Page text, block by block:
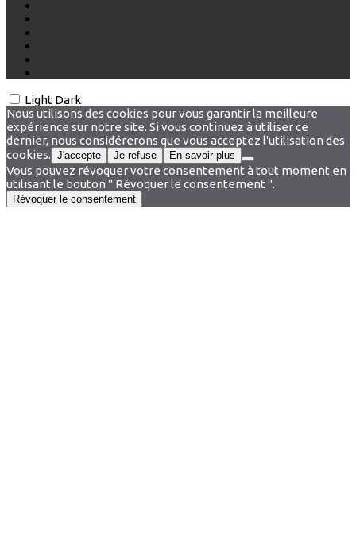
Light Dark
Nous utilisons des cookies pour vous garantir la meilleure
expérience sur notre site. Si vous continuez à utiliser ce
dernier, nous considérerons que vous acceptez l'utilisation des
cookies. J'accepte Je refuse En savoir plus
Vous pouvez révoquer votre consentement à tout moment en
utilisant le bouton " Révoquer le consentement ".
Révoquer le consentement